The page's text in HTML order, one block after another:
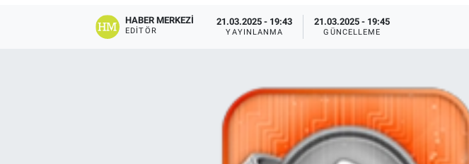
HABER MERKEZI
EDITÖR
21.03.2025 - 19:43
YAYINLANMA
21.03.2025 - 19:45
GÜNCELLEME
Tüm Manşetler